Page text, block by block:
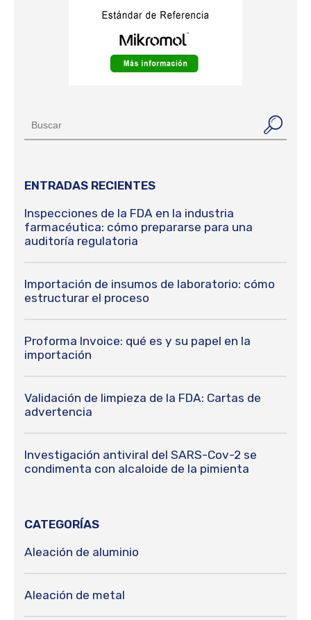
ENTRADAS RECIENTES
Inspecciones de la FDA en la industria
farmacéutica: cómo prepararse para una
auditoría regulatoria
Importación de insumos de laboratorio: cómo
estructurar el proceso
Proforma Invoice: qué es y su papel en la
importación
Validación de limpieza de la FDA: Cartas de
advertencia
Investigación antiviral del SARS-Cov-2 se
condimenta con alcaloide de la pimienta
CATEGORÍAS
Aleación de aluminio
Aleación de metal